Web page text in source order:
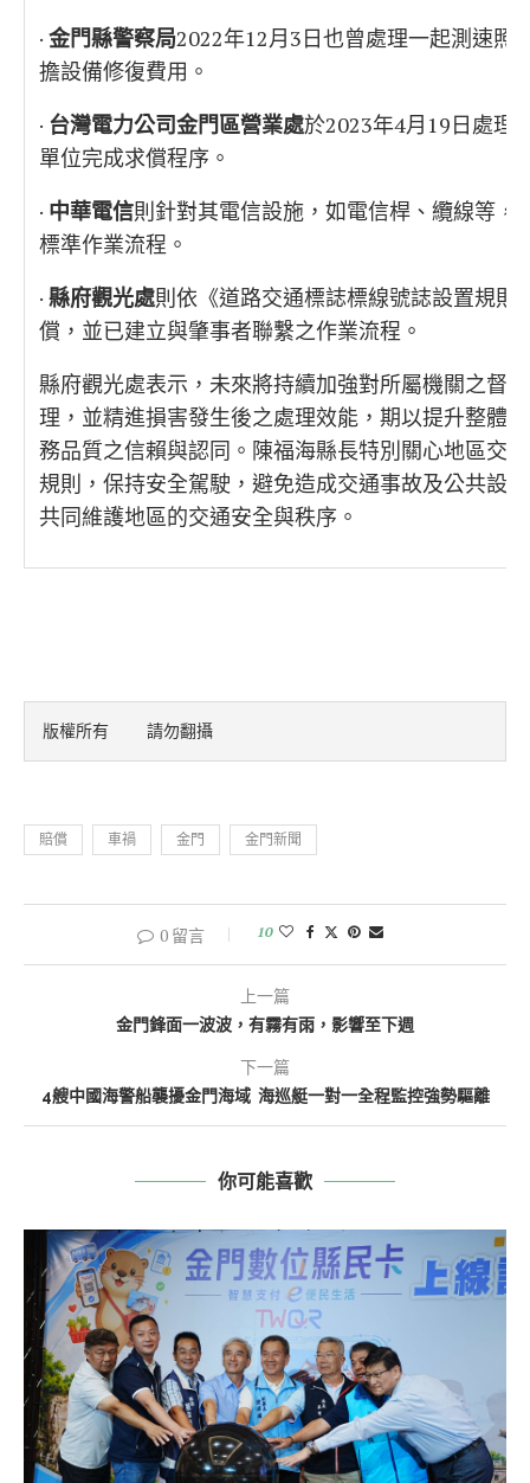
· 金門縣警察局2022年12月3日也曾處理一起測速照
擔設備修復費用。
· 台灣電力公司金門區營業處於2023年4月19日處理
單位完成求償程序。
· 中華電信則針對其電信設施，如電信桿、纜線等
標準作業流程。
· 縣府觀光處則依《道路交通標誌標線號誌設置規則
償，並已建立與肇事者聯繫之作業流程。
縣府觀光處表示，未來將持續加強對所屬機關之督
理，並精進損害發生後之處理效能，期以提升整體
務品質之信賴與認同。陳福海縣長特別關心地區交
規則，保持安全駕駛，避免造成交通事故及公共設
共同維護地區的交通安全與秩序。
版權所有    請勿翻攝
賠償 車禍 金門 金門新聞
0 留言 10
上一篇
金門鋒面一波波，有霧有雨，影響至下週
下一篇
4艘中國海警船襲擾金門海域 海巡艇一對一全程監控強勢驅離
你可能喜歡